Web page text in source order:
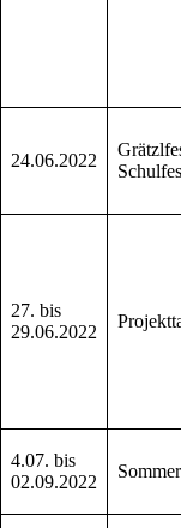
24.06.2022
27. bis
29.06.2022
4.07. bis
02.09.2022